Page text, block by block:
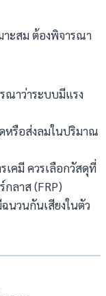
าะสม ต้องพิจารณา
ณาว่าระบบมีแรง
หรือส่งลมในปริมาณ
เคมี ควรเลือกวัสดุที่
ลาส (FRP)
นวนกันเสียงในตัว